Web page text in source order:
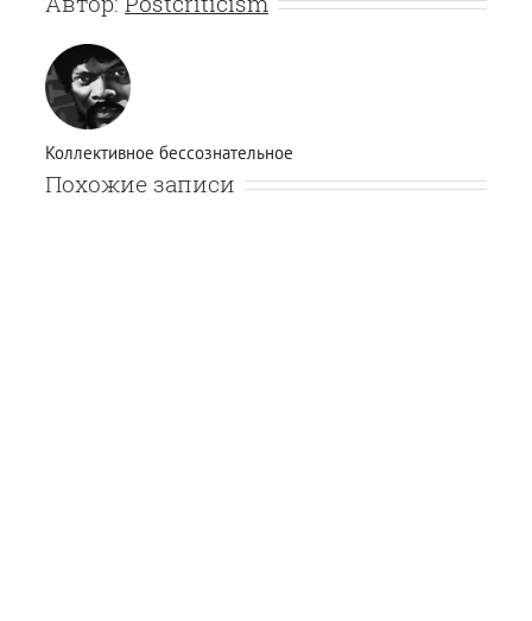
Коллективное бессознательное
Похожие записи